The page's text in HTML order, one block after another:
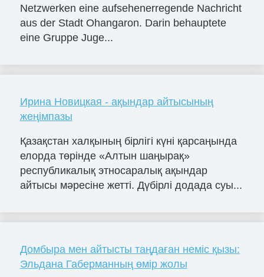
Netzwerken eine aufsehenerregende Nachricht
aus der Stadt Ohangaron. Darin behauptete
eine Gruppe Juge...
Ирина Новицкая - ақындар айтысының
жеңімпазы
Қазақстан халқының бірлігі күні қарсаңында
елорда төрінде «Алтын шаңырақ»
республикалық этносаралық ақындар
айтысы мәресіне жетті. Дүбірлі додада суы...
Домбыра мен айтысты таңдаған неміс қызы:
Эльдана Габерманның өмір жолы